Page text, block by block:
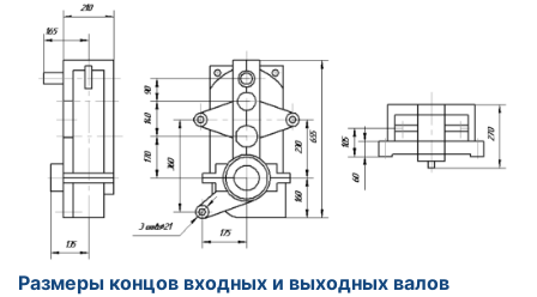
Размеры концов входных и выходных валов